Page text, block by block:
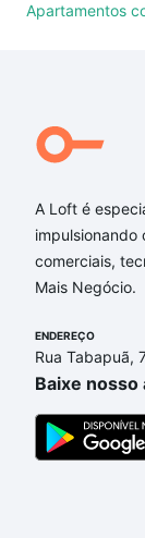
Qual o preço
venda em
Aqui na Loft
João,
com nossas
ainda tem
processo de
custa
gente para
segurança e
Apartamentos
A Loft é
impulsionando
comerciais,
Mais Negócio.
ENDEREÇO
Rua Tabapuã,
Baixe nosso